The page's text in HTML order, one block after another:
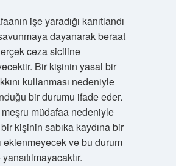
işe yaradığı kanıtlandı
dayanarak beraat
ceza siciline
Bir kişinin yasal bir
kullanması nedeniyle
bir durumu ifade eder.
müdafaa nedeniyle
kişinin sabıka kaydına bir
eklenmeyecek ve bu durum